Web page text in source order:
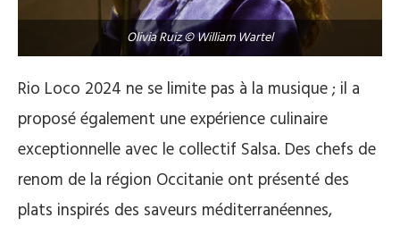
Olivia Ruiz © William Wartel
Rio Loco 2024 ne se limite pas à la musique ; il a
proposé également une expérience culinaire
exceptionnelle avec le collectif Salsa. Des chefs de
renom de la région Occitanie ont présenté des
plats inspirés des saveurs méditerranéennes,